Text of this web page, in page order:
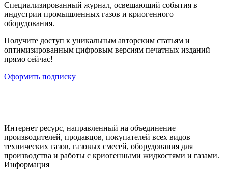
Cпециализированный журнал, освещающий события в
индустрии промышленных газов и криогенного
оборудования.
Получите доступ к уникальным авторским статьям и
оптимизированным цифровым версиям печатных изданий
прямо сейчас!
Оформить подписку
Интернет ресурс, направленный на объединение
производителей, продавцов, покупателей всех видов
технических газов, газовых смесей, оборудования для
производства и работы с криогенными жидкостями и газами.
Информация